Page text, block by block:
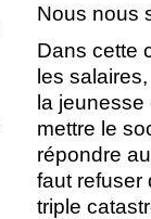
Nous nous
Dans cette
les
la jeunesse
mettre le
répondre
faut refuser
triple